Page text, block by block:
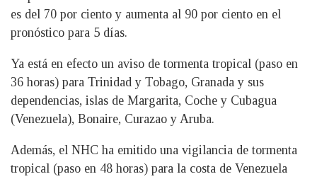
es del 70 por ciento y aumenta al 90 por ciento en el
pronóstico para 5 días.
Ya está en efecto un aviso de tormenta tropical (paso en
36 horas) para Trinidad y Tobago, Granada y sus
dependencias, islas de Margarita, Coche y Cubagua
(Venezuela), Bonaire, Curazao y Aruba.
Además, el NHC ha emitido una vigilancia de tormenta
tropical (paso en 48 horas) para la costa de Venezuela